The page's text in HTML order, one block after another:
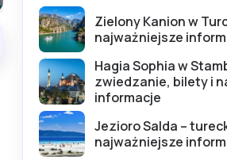
Zielony Kanion w
najważniejsze
Hagia Sophia w
zwiedzanie, bilety i
informacje
Jezioro Salda –
najważniejsze